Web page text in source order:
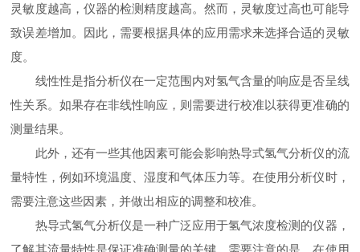
灵敏度越高，仪器的检测精度越高。然而，灵敏度过高也可能导
致误差增加。因此，需要根据具体的应用需求来选择合适的灵敏
度。
线性性是指分析仪在一定范围内对氢气含量的响应是否呈线
性关系。如果存在非线性响应，则需要进行校准以获得更准确的
测量结果。
此外，还有一些其他因素可能会影响热导式氢气分析仪的流
量特性，例如环境温度、湿度和气体压力等。在使用分析仪时，
需要注意这些因素，并做出相应的调整和校准。
热导式氢气分析仪是一种广泛应用于氢气浓度检测的仪器，
了解其流量特性是保证准确测量的关键。需要注意的是，在使用